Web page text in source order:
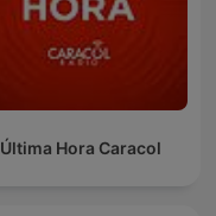
Última Hora Caracol